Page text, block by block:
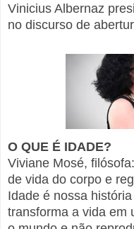
Vinicius Albernaz
no discurso de
O QUE É IDADE?
Viviane Mosé,
de vida do corpo e
Idade é nossa
transforma a vida em